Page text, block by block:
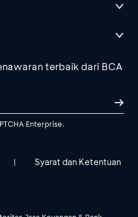
terbaik dari BCA
Enterprise.
| Syarat dan Ketentuan